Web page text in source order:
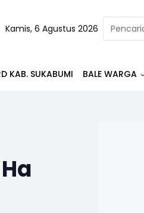
Kamis, 6 Agustus 2026
KAB. SUKABUMI BALE WARGA